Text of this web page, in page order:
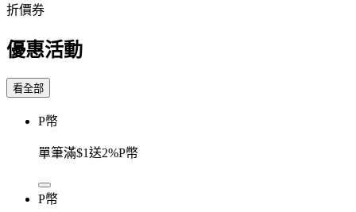
折價券
優惠活動
看全部
P幣
單筆滿$1送2%P幣
P幣